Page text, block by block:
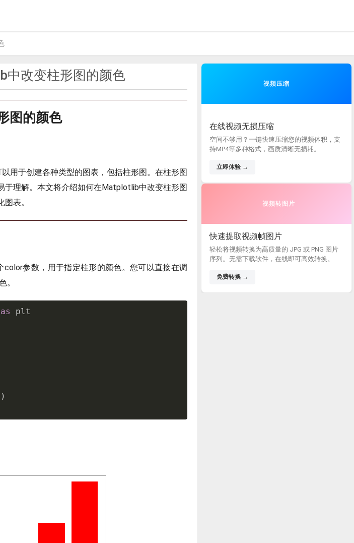
改变柱形图的颜色
图的颜色
用于创建各种类型的图表，包括柱形图。在柱形图
于理解。本文将介绍如何在Matplotlib中改变柱形图
表。
参数，用于指定柱形的颜色。您可以直接在调
。
as plt
)
视频压缩
在线视频无损压缩
空间不够用？一键快速压缩您的视频体积，支
持MP4等多种格式，画质清晰无损耗。
立即体验 →
视频转图片
快速提取视频帧图片
轻松将视频转换为高质量的 JPG 或 PNG 图片
序列。无需下载软件，在线即可高效转换。
免费转换 →